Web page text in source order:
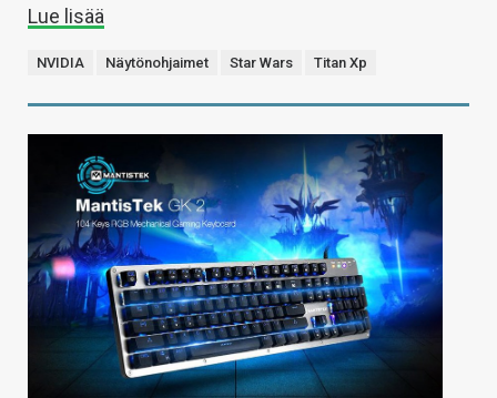
Lue lisää
NVIDIA Näytönohjaimet Star Wars Titan Xp